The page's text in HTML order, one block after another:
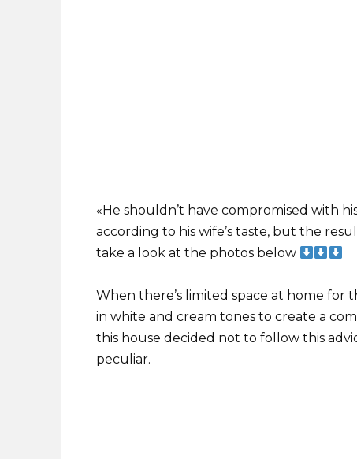
«He shouldn’t have compromised with
according to his wife’s taste, but the
take a look at the photos below
When there’s limited space at home
in white and cream tones to create a
this house decided not to follow this
peculiar.